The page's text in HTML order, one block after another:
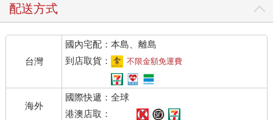
高斯汀和我創設了我們的第一家往日診所。
容易。你不能就只是告訴每一個人：好，這是你一九六五年的往
日。你必須知道那個時代的故事，如果你沒辦法重新取得那些故
事，就必須自己編造。你必須知道那一年所有的事。流行的髮型
是什麼樣子？鞋子的鞋頭有多尖？香皂聞起來是什麼味道？要一
整套氣味型錄。那年的春天是不是多雨？八月的高溫是幾度？排
行榜冠軍的暢銷歌曲是哪一首？那年最重要的故事？不只是新
聞，還有謠言八卦，都會傳說等等。情況有時會更加複雜，端視
配送方式
台灣
國內宅配：本島、離島
到店取貨：
不限金額免運費
海外
國際快遞：全球
港澳店取：